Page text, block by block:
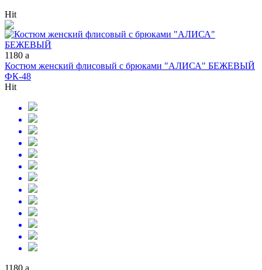
Hit
1180 a
Костюм женский флисовый с брюками "АЛИСА" БЕЖЕВЫЙ
ФК-48
Hit
1180 a